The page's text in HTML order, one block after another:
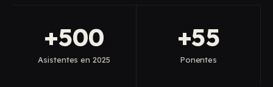
+500
Asistentes en 2025
+55
Ponentes